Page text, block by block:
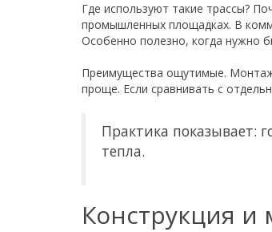
Где используют такие трассы?
промышленных площадках. В
Особенно полезно, когда нужно
Преимущества ощутимые. Монтаж
проще. Если сравнивать с
Практика показывает:
тепла.
Конструкция и